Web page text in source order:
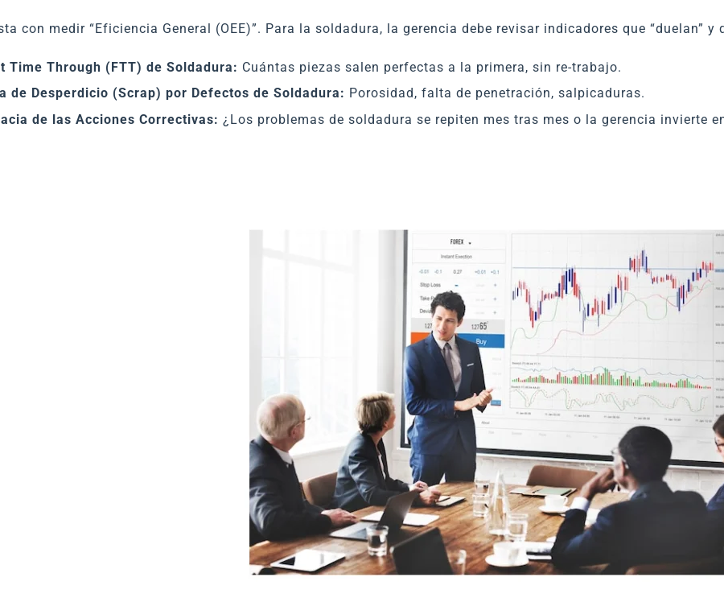
con medir “Eficiencia General (OEE)”. Para la soldadura, la gerencia debe revisar indicadores que “duelan”
Time Through (FTT) de Soldadura: Cuántas piezas salen perfectas a la primera, sin re-trabajo.
de Desperdicio (Scrap) por Defectos de Soldadura: Porosidad, falta de penetración, salpicaduras.
de las Acciones Correctivas: ¿Los problemas de soldadura se repiten mes tras mes o la gerencia invierte